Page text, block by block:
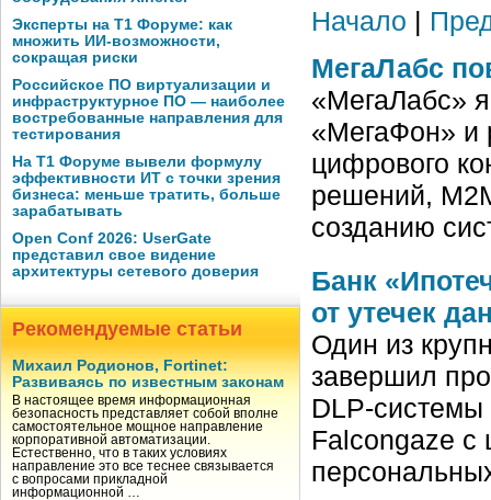
Эксперты на Т1 Форуме: как
множить ИИ-возможности,
сокращая риски
Российское ПО виртуализации и
инфраструктурное ПО — наиболее
востребованные направления для
тестирования
На Т1 Форуме вывели формулу
эффективности ИТ с точки зрения
бизнеса: меньше тратить, больше
зарабатывать
Open Conf 2026: UserGate
представил свое видение
архитектуры сетевого доверия
Рекомендуемые статьи
Михаил Родионов, Fortinet:
Развиваясь по известным законам
В настоящее время информационная
безопасность представляет собой вполне
самостоятельное мощное направление
корпоративной автоматизации.
Естественно, что в таких условиях
направление это все теснее связывается
с вопросами прикладной
информационной …
Начало |
МегаЛабс
«МегаЛабс»
«МегаФон» и
цифрового
решений,
созданию
Банк
от утечек
Один из
завершил
DLP-системы
Falcongaze с